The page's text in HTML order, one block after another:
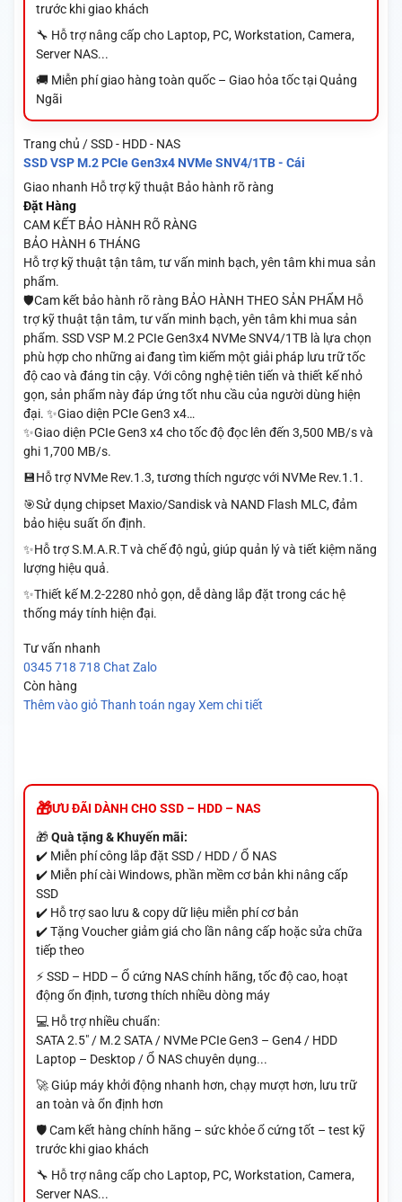
trước khi giao khách
🔧 Hỗ trợ nâng cấp cho Laptop, PC, Workstation, Camera,
Server NAS...
🚚 Miễn phí giao hàng toàn quốc – Giao hỏa tốc tại Quảng
Ngãi
Trang chủ / SSD - HDD - NAS
SSD VSP M.2 PCIe Gen3x4 NVMe SNV4/1TB - Cái
Giao nhanh Hỗ trợ kỹ thuật Bảo hành rõ ràng
Đặt Hàng
CAM KẾT BẢO HÀNH RÕ RÀNG
BẢO HÀNH 6 THÁNG
Hỗ trợ kỹ thuật tận tâm, tư vấn minh bạch, yên tâm khi mua sản
phẩm.
🛡️Cam kết bảo hành rõ ràng BẢO HÀNH THEO SẢN PHẨM Hỗ
trợ kỹ thuật tận tâm, tư vấn minh bạch, yên tâm khi mua sản
phẩm. SSD VSP M.2 PCIe Gen3x4 NVMe SNV4/1TB là lựa chọn
phù hợp cho những ai đang tìm kiếm một giải pháp lưu trữ tốc
độ cao và đáng tin cậy. Với công nghệ tiên tiến và thiết kế nhỏ
gọn, sản phẩm này đáp ứng tốt nhu cầu của người dùng hiện
đại. ✨Giao diện PCIe Gen3 x4…
✨Giao diện PCIe Gen3 x4 cho tốc độ đọc lên đến 3,500 MB/s và
ghi 1,700 MB/s.
💾Hỗ trợ NVMe Rev.1.3, tương thích ngược với NVMe Rev.1.1.
🎯Sử dụng chipset Maxio/Sandisk và NAND Flash MLC, đảm
bảo hiệu suất ổn định.
✨Hỗ trợ S.M.A.R.T và chế độ ngủ, giúp quản lý và tiết kiệm năng
lượng hiệu quả.
✨Thiết kế M.2-2280 nhỏ gọn, dễ dàng lắp đặt trong các hệ
thống máy tính hiện đại.
Tư vấn nhanh
0345 718 718 Chat Zalo
Còn hàng
Thêm vào giỏ Thanh toán ngay Xem chi tiết
ƯU ĐÃI DÀNH CHO SSD – HDD – NAS
🎁Quà tặng & Khuyến mãi:
✔️ Miễn phí công lắp đặt SSD / HDD / Ổ NAS
✔️ Miễn phí cài Windows, phần mềm cơ bản khi nâng cấp
SSD
✔️ Hỗ trợ sao lưu & copy dữ liệu miễn phí cơ bản
✔️ Tặng Voucher giảm giá cho lần nâng cấp hoặc sửa chữa
tiếp theo
⚡ SSD – HDD – Ổ cứng NAS chính hãng, tốc độ cao, hoạt
động ổn định, tương thích nhiều dòng máy
💻 Hỗ trợ nhiều chuẩn:
SATA 2.5" / M.2 SATA / NVMe PCIe Gen3 – Gen4 / HDD
Laptop – Desktop / Ổ NAS chuyên dụng...
🚀 Giúp máy khởi động nhanh hơn, chạy mượt hơn, lưu trữ
an toàn và ổn định hơn
🛡️ Cam kết hàng chính hãng – sức khỏe ổ cứng tốt – test kỹ
trước khi giao khách
🔧 Hỗ trợ nâng cấp cho Laptop, PC, Workstation, Camera,
Server NAS...